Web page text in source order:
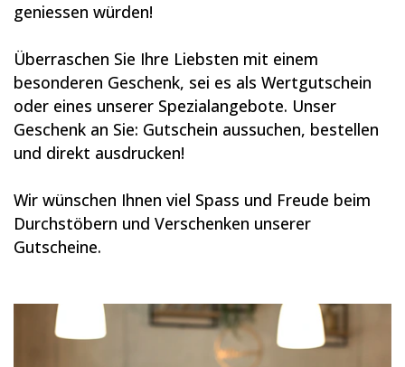
geniessen würden!
Überraschen Sie Ihre Liebsten mit einem
besonderen Geschenk, sei es als Wertgutschein
oder eines unserer Spezialangebote. Unser
Geschenk an Sie: Gutschein aussuchen, bestellen
und direkt ausdrucken!
Wir wünschen Ihnen viel Spass und Freude beim
Durchstöbern und Verschenken unserer
Gutscheine.